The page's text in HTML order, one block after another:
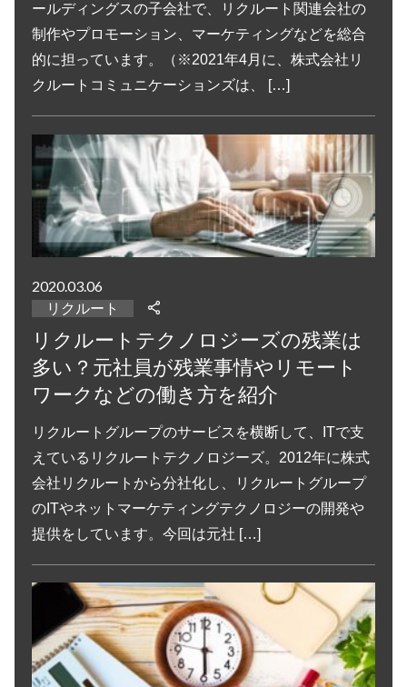
ールディングスの子会社で、リクルート関連会社の
制作やプロモーション、マーケティングなどを総合
的に担っています。（※2021年4月に、株式会社リ
クルートコミュニケーションズは、 […]
2020.03.06
リクルート
リクルートテクノロジーズの残業は
多い？元社員が残業事情やリモート
ワークなどの働き方を紹介
リクルートグループのサービスを横断して、ITで支
えているリクルートテクノロジーズ。2012年に株式
会社リクルートから分社化し、リクルートグループ
のITやネットマーケティングテクノロジーの開発や
提供をしています。今回は元社 […]